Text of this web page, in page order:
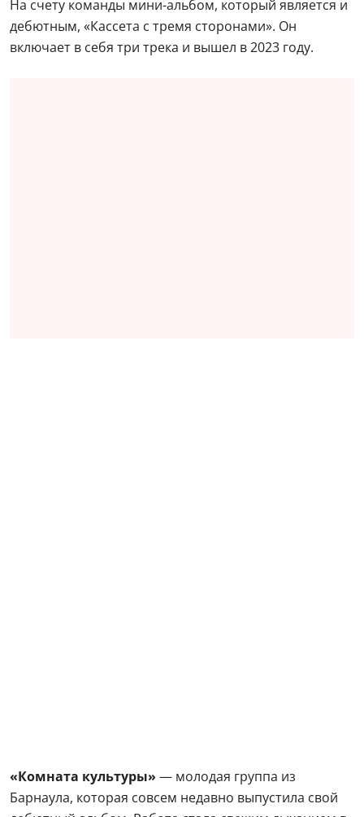
На счету команды мини-альбом, который является и
дебютным, «Кассета с тремя сторонами». Он
включает в себя три трека и вышел в 2023 году.
«Комната культуры» — молодая группа из
Барнаула, которая совсем недавно выпустила свой